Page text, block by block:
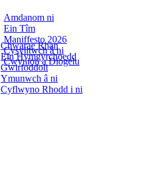
Amdanom ni
Ein Tîm
Maniffesto 2026
Cysylltwch â ni
Cwynion a Diogelu
Chwarae Rhan
Ein Hymgyrchoedd
Gwirfoddoli
Ymunwch â ni
Cyflwyno Rhodd i ni